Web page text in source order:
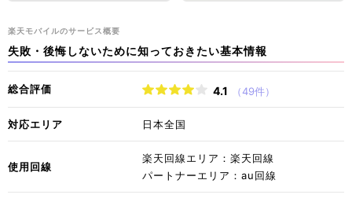
楽天モバイルのサービス概要
失敗・後悔しないために知っておきたい基本情報
総合評価 4.1 （49件）
対応エリア 日本全国
使用回線
楽天回線エリア：楽天回線
パートナーエリア：au回線